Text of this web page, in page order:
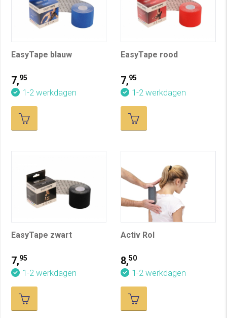
EasyTape blauw
7,95
1-2 werkdagen
EasyTape rood
7,95
1-2 werkdagen
EasyTape zwart
7,95
1-2 werkdagen
Activ Rol
8,50
1-2 werkdagen